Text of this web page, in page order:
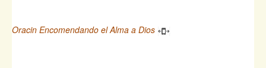
Oracin Encomendando el Alma a Dios